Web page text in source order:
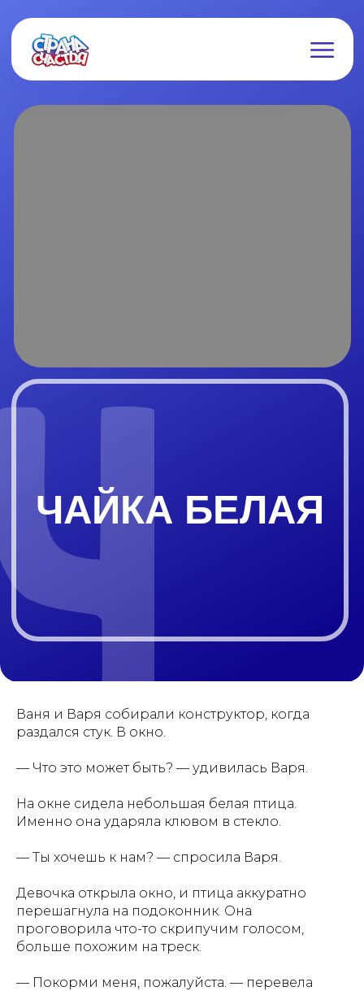
ЧАЙКА БЕЛАЯ
Ваня и Варя собирали конструктор, когда
раздался стук. В окно.
— Что это может быть? — удивилась Варя.
На окне сидела небольшая белая птица.
Именно она ударяла клювом в стекло.
— Ты хочешь к нам? — спросила Варя.
Девочка открыла окно, и птица аккуратно
перешагнула на подоконник. Она
проговорила что-то скрипучим голосом,
больше похожим на треск.
— Покорми меня, пожалуйста. — перевела